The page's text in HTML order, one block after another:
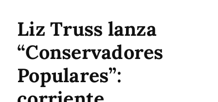
Liz Truss lanza
“Conservadores
Populares”: